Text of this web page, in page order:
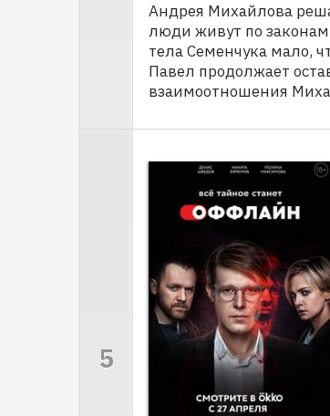
Андрея Михайлова
люди живут по
тела Семенчука мало,
Павел продолжает
взаимоотношения